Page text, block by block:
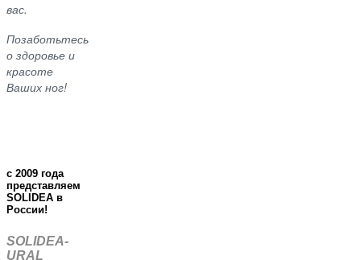
вас.
Позаботьтесь
о здоровье и
красоте
Ваших ног!
c 2009 года
представляем
SOLIDEA в
России!
SOLIDEA-
URAL